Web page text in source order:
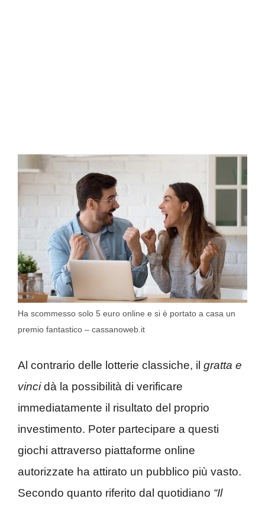
Ha scommesso solo 5 euro online e si è portato a casa un
premio fantastico – cassanoweb.it
Al contrario delle lotterie classiche, il gratta e
vincidà la possibilità di verificare
immediatamente il risultato del proprio
investimento. Poter partecipare a questi
giochi attraverso piattaforme online
autorizzate ha attirato un pubblico più vasto.
Secondo quanto riferito dal quotidiano “Il